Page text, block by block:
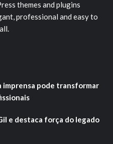
themes and plugins
professional and easy to
imprensa pode transformar
e destaca força do legado